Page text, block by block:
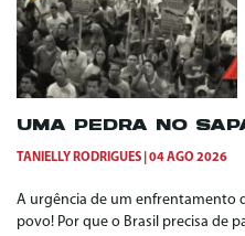
UMA PEDRA NO
TANIELLY RODRIGUES 04 AGO 2026
A urgência de um enfrentamento
povo! Por que o Brasil precisa de